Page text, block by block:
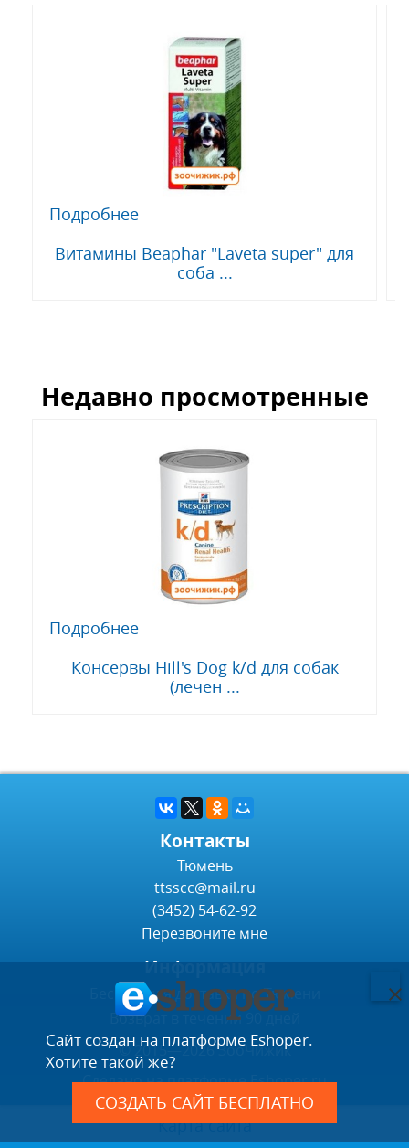
Подробнее
Витамины Beaphar "Laveta super" для
соба ...
Недавно просмотренные
Подробнее
Консервы Hill's Dog k/d для собак
(лечен ...
Контакты
Тюмень
ttsscc@mail.ru
(3452) 54-62-92
Перезвоните мне
Информация
Бесплатная доставка по Тюмени
Возврат в течении 90 дней
© 2015—2026 ЗооЧижик
Сделано на платформеEshoper.ru
Карта сайта
Сайт создан на платформе Eshoper.
Хотите такой же?
СОЗДАТЬ САЙТ БЕСПЛАТНО